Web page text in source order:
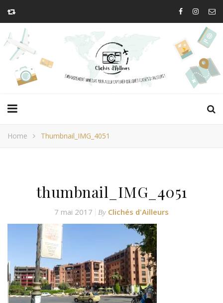
Home Thumbnail_IMG_4051
thumbnail_IMG_4051
7 mai 2017 By Clichés d'Ailleurs